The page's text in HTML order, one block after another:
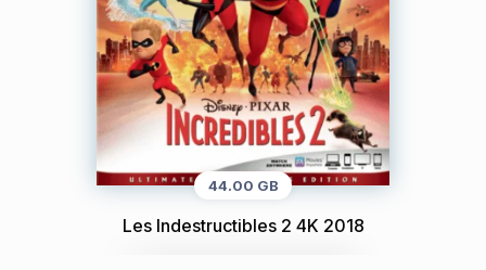
44.00 GB
Les Indestructibles 2 4K 2018